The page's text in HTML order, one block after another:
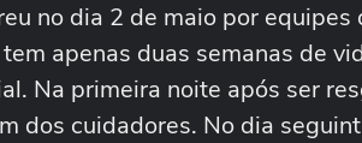
no dia 2 de maio por equipes
apenas duas semanas de
Na primeira noite após ser
dos cuidadores. No dia